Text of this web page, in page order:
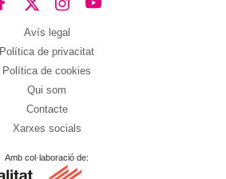
Avís legal
Política de privacitat
Política de cookies
Qui som
Contacte
Xarxes socials
Amb col·laboració de: